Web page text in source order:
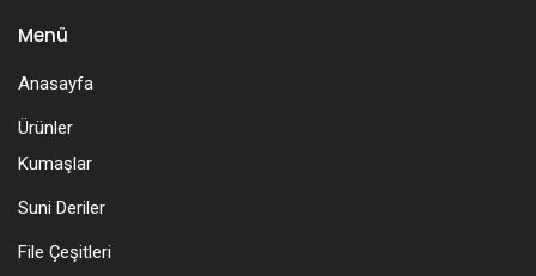
Menü
Anasayfa
Ürünler
Kumaşlar
Suni Deriler
File Çeşitleri